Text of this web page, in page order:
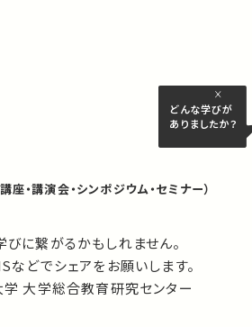
どんな学びが
ありましたか？
・講演会・シンポジウム・セミナー）
に繋がるかもしれません。
どでシェアをお願いします。
学 大学総合教育研究センター